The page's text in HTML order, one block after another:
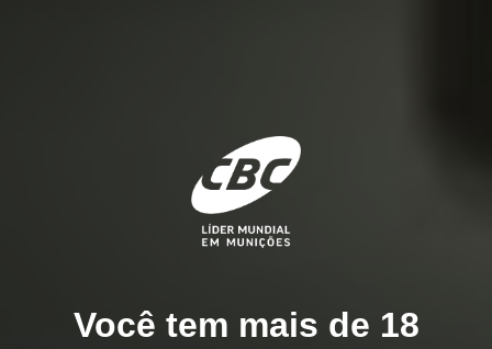
Você tem mais de 18